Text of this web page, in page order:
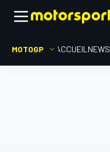
MOTOGP ACCUEIL NEWS